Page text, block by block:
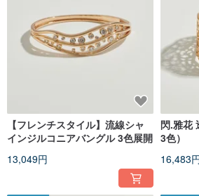
朗、奥運のショッピングモールに、合計 5 店舗の
2020 年半ばから台湾でオンラインジュエリーシ
高級ジュエリーのような質感を手に取りやすい価
店舗に制限されることなく、SOIRÉE BY N.Y. の
えた繊細なジュエリーを、より気軽に体験できる
【フレンチスタイル】流線シャ
インジルコニアバングル 3色展開
13,049円
閃.雅花
3色）
16,483